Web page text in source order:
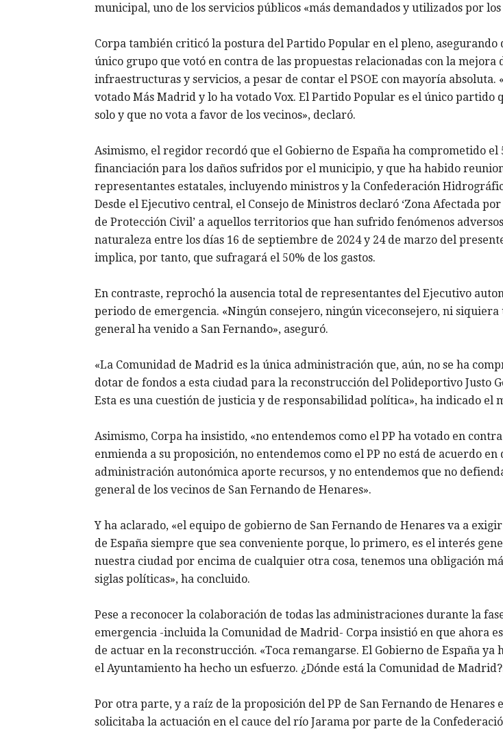
municipal, uno de los servicios públicos «más demandados y utilizados por los
Corpa también criticó la postura del Partido Popular en el pleno, asegurando
único grupo que votó en contra de las propuestas relacionadas con la mejora
infraestructuras y servicios, a pesar de contar el PSOE con mayoría absoluta.
votado Más Madrid y lo ha votado Vox. El Partido Popular es el único partido
solo y que no vota a favor de los vecinos», declaró.
Asimismo, el regidor recordó que el Gobierno de España ha comprometido el
financiación para los daños sufridos por el municipio, y que ha habido
representantes estatales, incluyendo ministros y la Confederación
Desde el Ejecutivo central, el Consejo de Ministros declaró ‘Zona Afectada
de Protección Civil’ a aquellos territorios que han sufrido fenómenos
naturaleza entre los días 16 de septiembre de 2024 y 24 de marzo del
implica, por tanto, que sufragará el 50% de los gastos.
En contraste, reprochó la ausencia total de representantes del Ejecutivo
periodo de emergencia. «Ningún consejero, ningún viceconsejero, ni
general ha venido a San Fernando», aseguró.
«La Comunidad de Madrid es la única administración que, aún, no se ha
dotar de fondos a esta ciudad para la reconstrucción del Polideportivo Justo
Esta es una cuestión de justicia y de responsabilidad política», ha indicado el
Asimismo, Corpa ha insistido, «no entendemos como el PP ha votado en
enmienda a su proposición, no entendemos como el PP no está de acuerdo en
administración autonómica aporte recursos, y no entendemos que no
general de los vecinos de San Fernando de Henares».
Y ha aclarado, «el equipo de gobierno de San Fernando de Henares va a
de España siempre que sea conveniente porque, lo primero, es el interés
nuestra ciudad por encima de cualquier otra cosa, tenemos una obligación
siglas políticas», ha concluido.
Pese a reconocer la colaboración de todas las administraciones durante la
emergencia -incluida la Comunidad de Madrid- Corpa insistió en que ahora
de actuar en la reconstrucción. «Toca remangarse. El Gobierno de España ya
el Ayuntamiento ha hecho un esfuerzo. ¿Dónde está la Comunidad de
Por otra parte, y a raíz de la proposición del PP de San Fernando de Henares
solicitaba la actuación en el cauce del río Jarama por parte de la